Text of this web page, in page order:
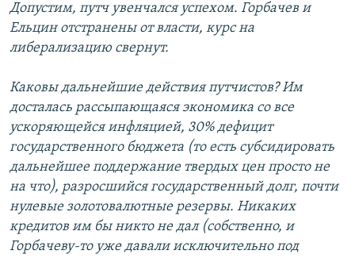
Допустим, путч увенчался успехом. Горбачев и
Ельцин отстранены от власти, курс на
либерализацию свернут.
Каковы дальнейшие действия путчистов? Им
досталась рассыпающаяся экономика со все
ускоряющейся инфляцией, 30% дефицит
государственного бюджета (то есть субсидировать
дальнейшее поддержание твердых цен просто не
на что), разросшийся государственный долг, почти
нулевые золотовалютные резервы. Никаких
кредитов им бы никто не дал (собственно, и
Горбачеву-то уже давали исключительно под